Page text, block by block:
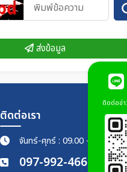
ส่งข้อมูล
ติดต่อเรา
จันทร์-ศุกร์ : 09.00 - 18.00 น.
097-992-4661
ติดต่อข่า